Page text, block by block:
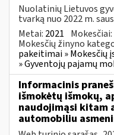
Nuolatinių Lietuvos
tvarką nuo 2022 m.
Metai: 2021 Mokesčiai:
Mokesčių žinyno
pakeitimai » Mokesčių
» Gyventojų pajamų
Informacinis
išmokėtų išmokų,
naudojimąsi kitam
automobiliu